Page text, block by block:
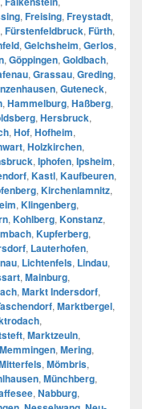
, Freising, Freystadt,
, Fürstenfeldbruck, Fürth,
, Gelchsheim, Gerlos,
, Göppingen, Goldbach,
, Grassau, Greding,
, Guteneck,
, Hammelburg, Haßberg,
, Hersbruck,
, Hof, Hofheim,
, Holzkirchen,
, Iphofen, Ipsheim,
, Kastl, Kaufbeuren,
, Kirchenlamnitz,
, Klingenberg,
, Kohlberg, Konstanz,
, Kupferberg,
, Lauterhofen,
, Lichtenfels, Lindau,
, Mainburg,
, Markt Indersdorf,
, Marktbergel,
,
, Marktzeuln,
Memmingen, Mering,
, Mömbris,
, Münchberg,
, Nabburg,